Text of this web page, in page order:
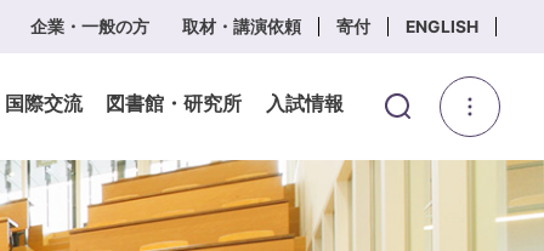
企業・一般の方 取材・講演依頼 寄付 ENGLISH
際交流 図書館・研究所 入試情報